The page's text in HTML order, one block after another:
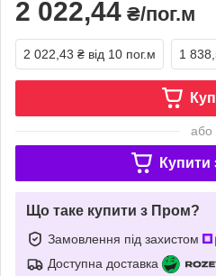
2 022,44 ₴/пог.м
2 022,43 ₴ від 10 пог.м 1
або
Купити
Що таке купити з Пром?
Замовлення під захистом
Доступна доставка